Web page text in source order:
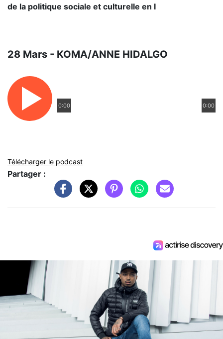
de la politique sociale et culturelle en I
28 Mars - KOMA/ANNE HIDALGO
0:00 0:00
Télécharger le podcast
Partager :